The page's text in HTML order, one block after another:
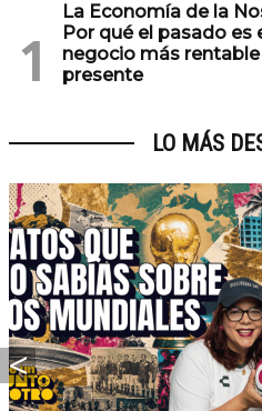
La Economía de la
Por qué el pasado es
negocio más rentable
presente
LO MÁS